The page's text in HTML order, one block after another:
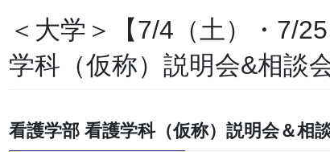
＜大学＞【7/4（土）・7/
学科（仮称）説明会&相
看護学部 看護学科（仮称）説明会＆相